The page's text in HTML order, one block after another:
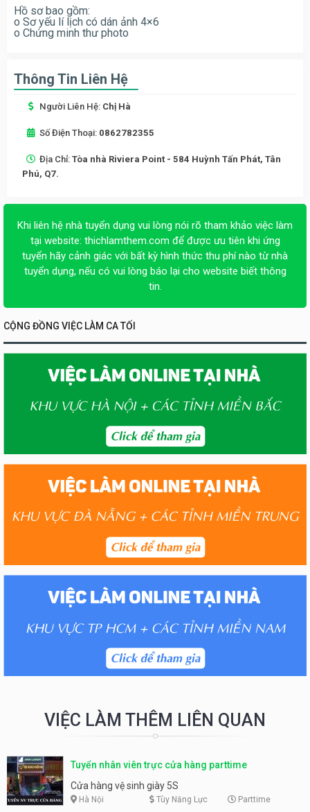
Hồ sơ bao gồm:
o Sơ yếu lí lịch có dán ảnh 4×6
o Chứng minh thư photo
Thông Tin Liên Hệ
Người Liên Hệ: Chị Hà
Số Điện Thoại: 0862782355
Địa Chỉ: Tòa nhà Riviera Point - 584 Huỳnh Tấn Phát, Tân
Phú, Q7.
Khi liên hệ nhà tuyển dụng vui lòng nói rõ tham khảo việc làm
tại website: thichlamthem.com để được ưu tiên khi ứng
tuyển hãy cảnh giác với bất kỳ hình thức thu phí nào từ nhà
tuyển dụng, nếu có vui lòng báo lại cho website biết thông
tin.
CỘNG ĐỒNG VIỆC LÀM CA TỐI
VIỆC LÀM THÊM LIÊN QUAN
Tuyển nhân viên trực cửa hàng parttime
Cửa hàng vệ sinh giày 5S
Hà Nội Tùy Năng Lực Parttime